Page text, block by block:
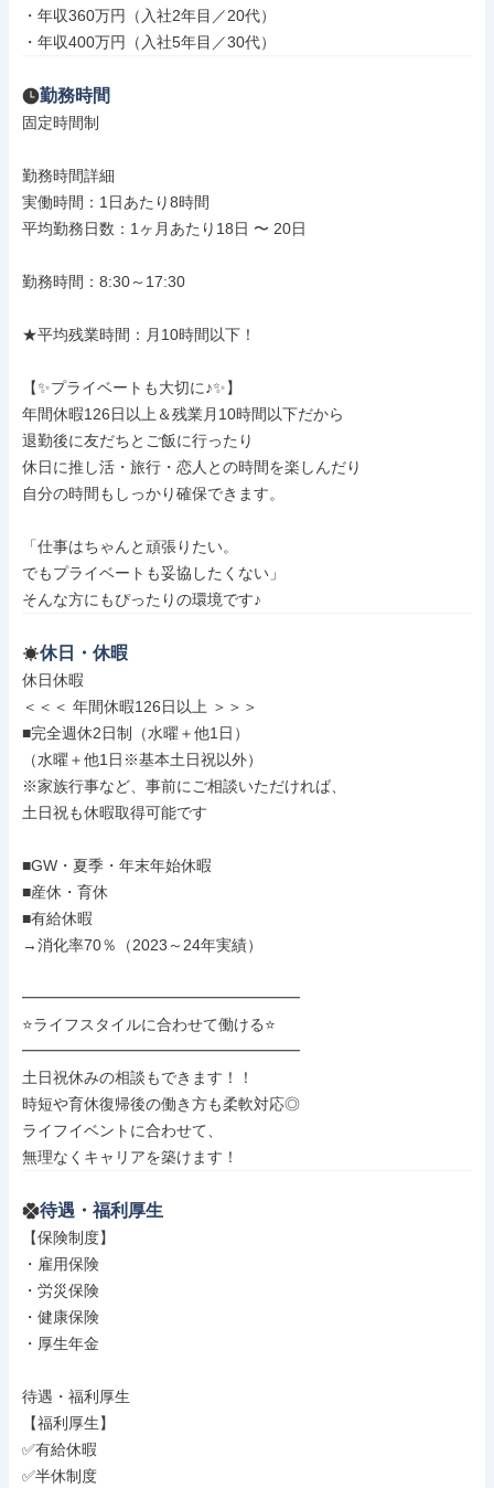
・年収360万円（入社2年目／20代）
・年収400万円（入社5年目／30代）
勤務時間
固定時間制
勤務時間詳細
実働時間：1日あたり8時間
平均勤務日数：1ヶ月あたり18日 〜 20日
勤務時間：8:30～17:30
★平均残業時間：月10時間以下！
【✨プライベートも大切に♪✨】
年間休暇126日以上＆残業月10時間以下だから
退勤後に友だちとご飯に行ったり
休日に推し活・旅行・恋人との時間を楽しんだり
自分の時間もしっかり確保できます。
「仕事はちゃんと頑張りたい。
でもプライベートも妥協したくない」
そんな方にもぴったりの環境です♪
休日・休暇
休日休暇
＜＜＜ 年間休暇126日以上 ＞＞＞
■完全週休2日制（水曜＋他1日）
（水曜＋他1日※基本土日祝以外）
※家族行事など、事前にご相談いただければ、
土日祝も休暇取得可能です
■GW・夏季・年末年始休暇
■産休・育休
■有給休暇
→消化率70％（2023～24年実績）
━━━━━━━━━━━━━━━━━━
⭐ライフスタイルに合わせて働ける⭐
━━━━━━━━━━━━━━━━━━
土日祝休みの相談もできます！！
時短や育休復帰後の働き方も柔軟対応◎
ライフイベントに合わせて、
無理なくキャリアを築けます！
待遇・福利厚生
【保険制度】
・雇用保険
・労災保険
・健康保険
・厚生年金
待遇・福利厚生
【福利厚生】
✅有給休暇
✅半休制度